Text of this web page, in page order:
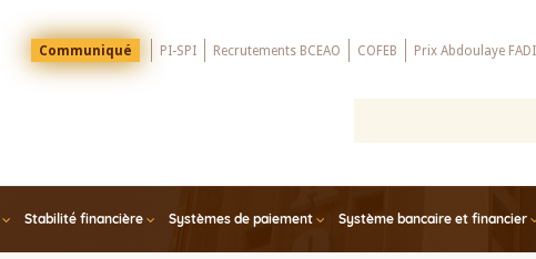
Menu
Top
Communiqué PI-SPI Recrutements BCEAO COFEB Prix Abdoulaye
Stabilité financière Systèmes de paiement Système bancaire et financier